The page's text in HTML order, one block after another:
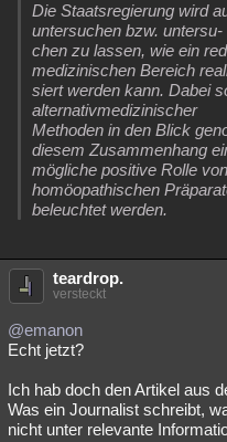
Die Staatsregierung wird
untersuchen bzw. untersu-
chen zu lassen, wie ein
medizinischen Bereich
siert werden kann. Dabei
alternativmedizinischer
Methoden in den Blick
diesem Zusammenhang
mögliche positive Rolle
homöopathischen
beleuchtet werden.
teardrop.
versteckt
@emanon
Echt jetzt?
Ich hab doch den Artikel aus
Was ein Journalist schreibt,
nicht unter relevante